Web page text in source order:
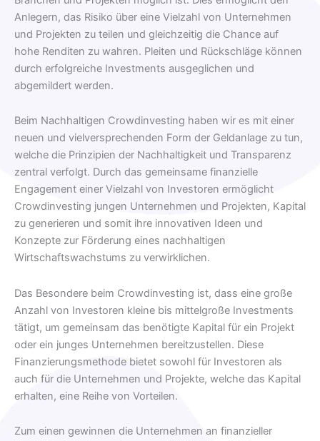
Anlegern, das Risiko über eine Vielzahl von Unternehmen
und Projekten zu teilen und gleichzeitig die Chance auf
hohe Renditen zu wahren. Pleiten und Rückschläge können
durch erfolgreiche Investments ausgeglichen und
abgemildert werden.
Beim Nachhaltigen Crowdinvesting haben wir es mit einer
neuen und vielversprechenden Form der Geldanlage zu tun,
welche die Prinzipien der Nachhaltigkeit und Transparenz
zentral verfolgt. Durch das gemeinsame finanzielle
Engagement einer Vielzahl von Investoren ermöglicht
Crowdinvesting jungen Unternehmen und Projekten, Kapital
zu generieren und somit ihre innovativen Ideen und
Konzepte zur Förderung eines nachhaltigen
Wirtschaftswachstums zu verwirklichen.
Das Besondere beim Crowdinvesting ist, dass eine große
Anzahl von Investoren kleine bis mittelgroße Investments
tätigt, um gemeinsam das benötigte Kapital für ein Projekt
oder ein junges Unternehmen bereitzustellen. Diese
Finanzierungsmethode bietet sowohl für Investoren als
auch für die Unternehmen und Projekte, welche das Kapital
erhalten, eine Reihe von Vorteilen.
Zum einen gewinnen die Unternehmen an finanzieller